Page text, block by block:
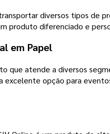
diversos tipos de
produto diferenciado e
em Papel
que atende a diversos
excelente opção para